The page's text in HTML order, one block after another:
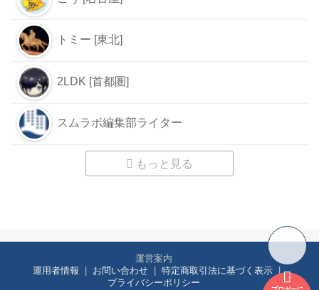
トミー [東北]
2LDK [首都圏]
スムラボ編集部ライター
もっと見る
運営案内
運用者情報
お問い合わせ
特定商取引法に基づく表示
プライバシーポリシー